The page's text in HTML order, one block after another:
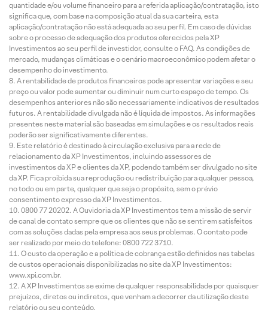
quantidade e/ou volume financeiro para a referida aplicação/contratação, isto
significa que, com base na composição atual da sua carteira, esta
aplicação/contratação não está adequada ao seu perfil. Em caso de dúvidas
sobre o processo de adequação dos produtos oferecidos pela XP
Investimentos ao seu perfil de investidor, consulte o FAQ. As condições de
mercado, mudanças climáticas e o cenário macroeconômico podem afetar o
desempenho do investimento.
A rentabilidade de produtos financeiros pode apresentar variações e seu
preço ou valor pode aumentar ou diminuir num curto espaço de tempo. Os
desempenhos anteriores não são necessariamente indicativos de resultados
futuros. A rentabilidade divulgada não é líquida de impostos. As informações
presentes neste material são baseadas em simulações e os resultados reais
poderão ser significativamente diferentes.
Este relatório é destinado à circulação exclusiva para a rede de
relacionamento da XP Investimentos, incluindo assessores de
investimentos da XP e clientes da XP, podendo também ser divulgado no site
da XP. Fica proibida sua reprodução ou redistribuição para qualquer pessoa,
no todo ou em parte, qualquer que seja o propósito, sem o prévio
consentimento expresso da XP Investimentos.
0800 77 20202. A Ouvidoria da XP Investimentos tem a missão de servir
de canal de contato sempre que os clientes que não se sentirem satisfeitos
com as soluções dadas pela empresa aos seus problemas. O contato pode
ser realizado por meio do telefone: 0800 722 3710.
O custo da operação e a política de cobrança estão definidos nas tabelas
de custos operacionais disponibilizadas no site da XP Investimentos:
www.xpi.com.br.
A XP Investimentos se exime de qualquer responsabilidade por quaisquer
prejuízos, diretos ou indiretos, que venham a decorrer da utilização deste
relatório ou seu conteúdo.